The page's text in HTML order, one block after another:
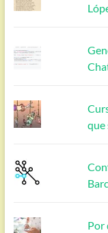
que
Por